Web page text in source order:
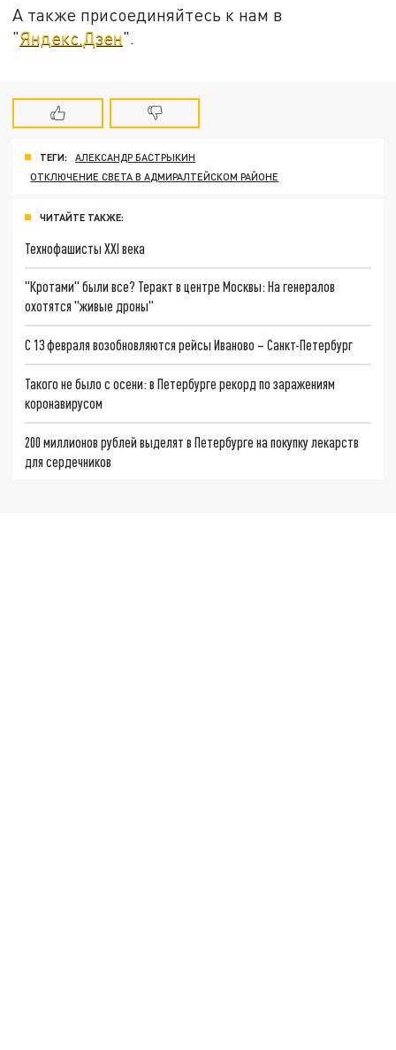
А также присоединяйтесь к нам в
"Яндекс.Дзен".
ТЕГИ:
АЛЕКСАНДР БАСТРЫКИН
ОТКЛЮЧЕНИЕ СВЕТА В АДМИРАЛТЕЙСКОМ РАЙОНЕ
ЧИТАЙТЕ ТАКЖЕ:
Технофашисты XXI века
"Кротами" были все? Теракт в центре Москвы: На генералов
охотятся "живые дроны"
С 13 февраля возобновляются рейсы Иваново – Санкт-Петербург
Такого не было с осени: в Петербурге рекорд по заражениям
коронавирусом
200 миллионов рублей выделят в Петербурге на покупку лекарств
для сердечников